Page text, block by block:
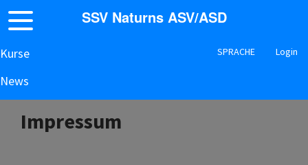
SSV Naturns ASV/ASD
Kurse
News
SPRACHE Login
Impressum